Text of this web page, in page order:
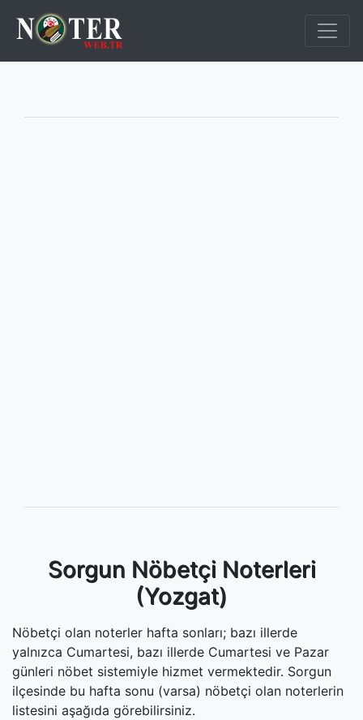
Sorgun Nöbetçi Noterleri
(Yozgat)
Nöbetçi olan noterler hafta sonları; bazı illerde
yalnızca Cumartesi, bazı illerde Cumartesi ve Pazar
günleri nöbet sistemiyle hizmet vermektedir. Sorgun
ilçesinde bu hafta sonu (varsa) nöbetçi olan noterlerin
listesini aşağıda görebilirsiniz.